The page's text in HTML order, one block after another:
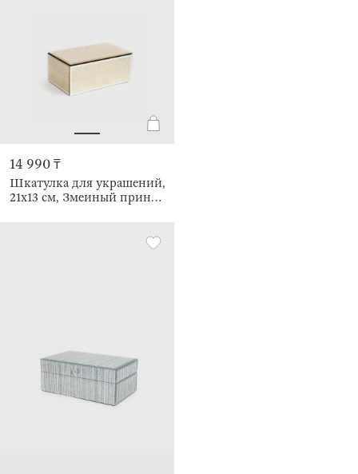
14 990 ₸
Шкатулка для украшений,
21х13 см, Змеиный принт,